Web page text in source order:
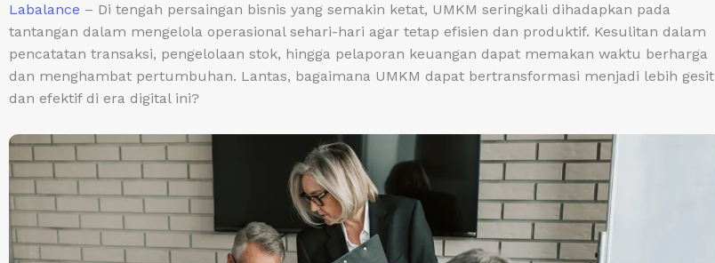
Labalance – Di tengah persaingan bisnis yang semakin ketat, UMKM seringkali dihadapkan pada
tantangan dalam mengelola operasional sehari-hari agar tetap efisien dan produktif. Kesulitan dalam
pencatatan transaksi, pengelolaan stok, hingga pelaporan keuangan dapat memakan waktu berharga
dan menghambat pertumbuhan. Lantas, bagaimana UMKM dapat bertransformasi menjadi lebih gesit
dan efektif di era digital ini?